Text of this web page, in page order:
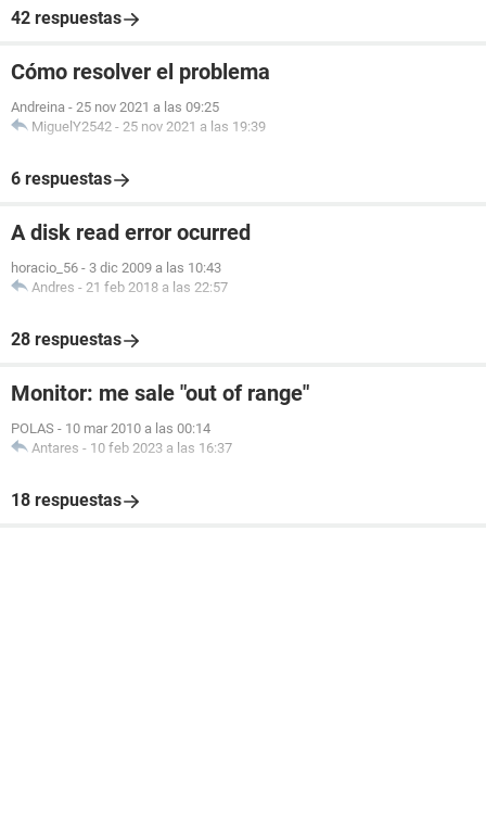
42 respuestas
Cómo resolver el problema
Andreina - 25 nov 2021 a las 09:25
MiguelY2542 - 25 nov 2021 a las 19:39
6 respuestas
A disk read error ocurred
horacio_56 - 3 dic 2009 a las 10:43
Andres - 21 feb 2018 a las 22:57
28 respuestas
Monitor: me sale "out of range"
POLAS - 10 mar 2010 a las 00:14
Antares - 10 feb 2023 a las 16:37
18 respuestas